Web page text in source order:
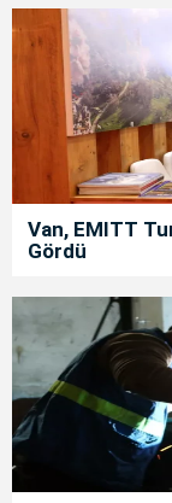
Van, EMITT
Gördü